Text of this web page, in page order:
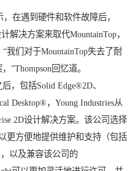
在遇到硬件和软件故障后，
解决方案来取代MountainTop，
我们对于MountainTop失去了耐
”Thompson回忆道。
，包括Solid Edge®2D、
Desktop®，Young Industries从
2D设计解决方案。该公司选择
更方便地提供维护和支持（包括
以及兼容该公司的